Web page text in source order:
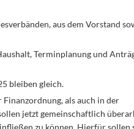
aus dem Vorstand
Terminplanung und
bleiben gleich.
als auch in der
jetzt gemeinschaftlich
zu können. Hierfür sollen